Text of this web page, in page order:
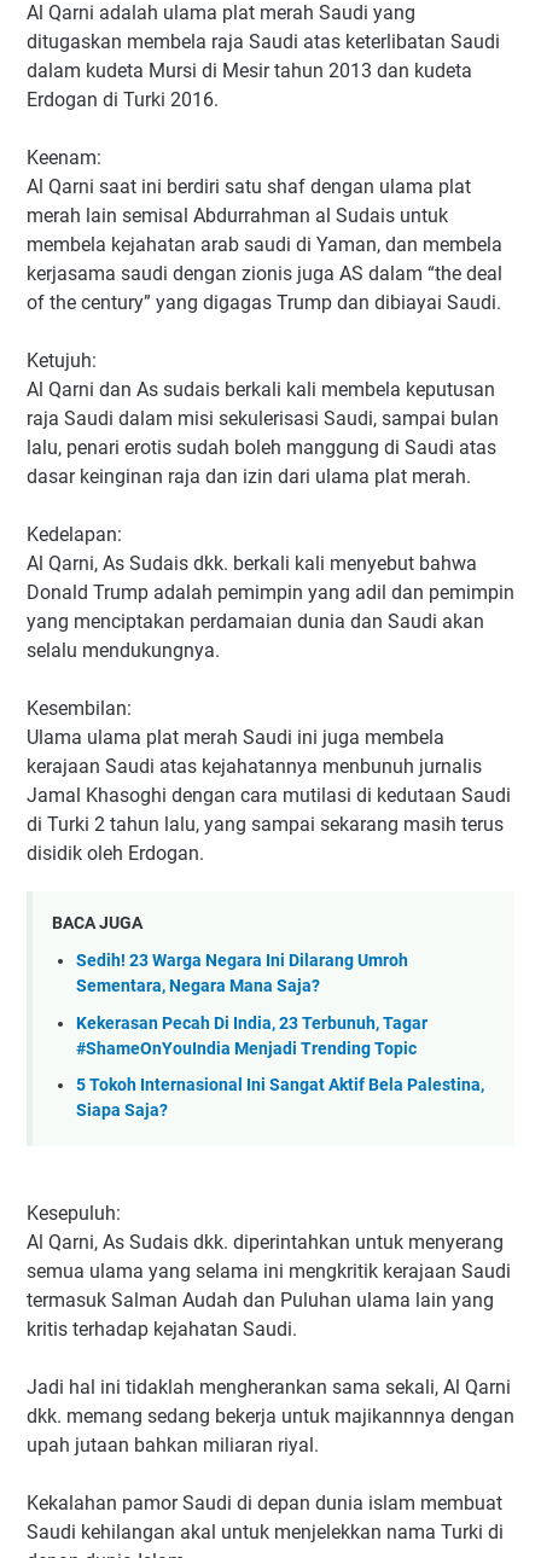
Al Qarni adalah ulama plat merah Saudi yang
ditugaskan membela raja Saudi atas keterlibatan Saudi
dalam kudeta Mursi di Mesir tahun 2013 dan kudeta
Erdogan di Turki 2016.
Keenam:
Al Qarni saat ini berdiri satu shaf dengan ulama plat
merah lain semisal Abdurrahman al Sudais untuk
membela kejahatan arab saudi di Yaman, dan membela
kerjasama saudi dengan zionis juga AS dalam “the deal
of the century” yang digagas Trump dan dibiayai Saudi.
Ketujuh:
Al Qarni dan As sudais berkali kali membela keputusan
raja Saudi dalam misi sekulerisasi Saudi, sampai bulan
lalu, penari erotis sudah boleh manggung di Saudi atas
dasar keinginan raja dan izin dari ulama plat merah.
Kedelapan:
Al Qarni, As Sudais dkk. berkali kali menyebut bahwa
Donald Trump adalah pemimpin yang adil dan pemimpin
yang menciptakan perdamaian dunia dan Saudi akan
selalu mendukungnya.
Kesembilan:
Ulama ulama plat merah Saudi ini juga membela
kerajaan Saudi atas kejahatannya menbunuh jurnalis
Jamal Khasoghi dengan cara mutilasi di kedutaan Saudi
di Turki 2 tahun lalu, yang sampai sekarang masih terus
disidik oleh Erdogan.
BACA JUGA
Sedih! 23 Warga Negara Ini Dilarang Umroh
Sementara, Negara Mana Saja?
Kekerasan Pecah Di India, 23 Terbunuh, Tagar
#ShameOnYouIndia Menjadi Trending Topic
5 Tokoh Internasional Ini Sangat Aktif Bela Palestina,
Siapa Saja?
Kesepuluh:
Al Qarni, As Sudais dkk. diperintahkan untuk menyerang
semua ulama yang selama ini mengkritik kerajaan Saudi
termasuk Salman Audah dan Puluhan ulama lain yang
kritis terhadap kejahatan Saudi.
Jadi hal ini tidaklah mengherankan sama sekali, Al Qarni
dkk. memang sedang bekerja untuk majikannnya dengan
upah jutaan bahkan miliaran riyal.
Kekalahan pamor Saudi di depan dunia islam membuat
Saudi kehilangan akal untuk menjelekkan nama Turki di